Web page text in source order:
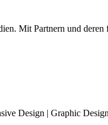
Mit Partnern und
Design | Graphic